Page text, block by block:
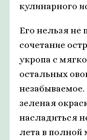
кулинарного
Его нельзя не
сочетание
укропа с
остальных
зеленая
насладиться
лета в полной